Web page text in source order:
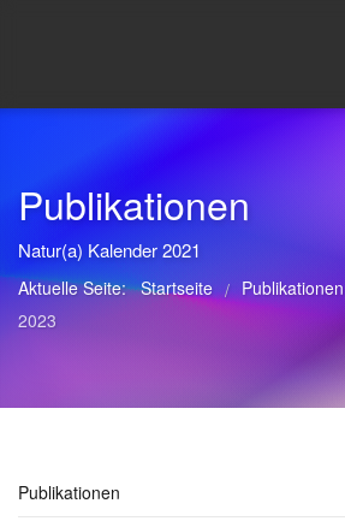
Publikationen
Natur(a) Kalender 2021
Aktuelle Seite: Startseite / Publikationen
2023
Publikationen